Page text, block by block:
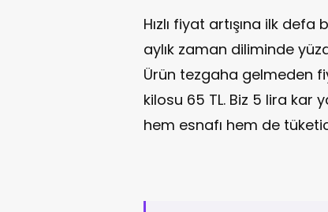
Hızlı fiyat artışına ilk defa
aylık zaman diliminde
Ürün tezgaha gelmeden
kilosu 65 TL. Biz 5 lira kar
hem esnafı hem de